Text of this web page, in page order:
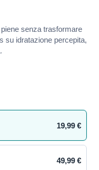
senza trasformare
su idratazione percepita,
19,99 €
49,99 €